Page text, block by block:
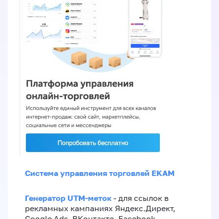
Система управления торговлей EKAM
Генератор UTM-меток - для ссылок в
рекламных кампаниях Яндекс.Директ,